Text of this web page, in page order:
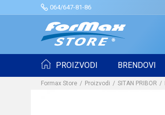
064/647-81-86
PROIZVODI BRENDOVI
Formax Store Proizvodi SITAN PRIBOR